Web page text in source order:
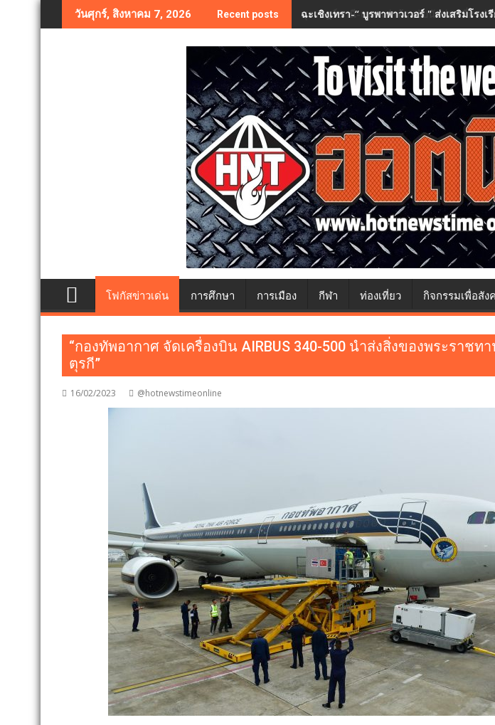
to
วันศุกร์, สิงหาคม 7, 2026 Recent posts ฉะเชิงเทรา-​“ บูรพาพาวเวอร์ " ส่งเสริมโร
โฟกัสข่าวเด่น การศึกษา การเมือง กีฬา ท่องเที่ยว กิจกรรมเพื่อสัง
“กองทัพอากาศ จัดเครื่องบิน AIRBUS 340-500 นำส่งสิ่งของพระราชท
ตุรกี”
16/02/2023 @hotnewstimeonline